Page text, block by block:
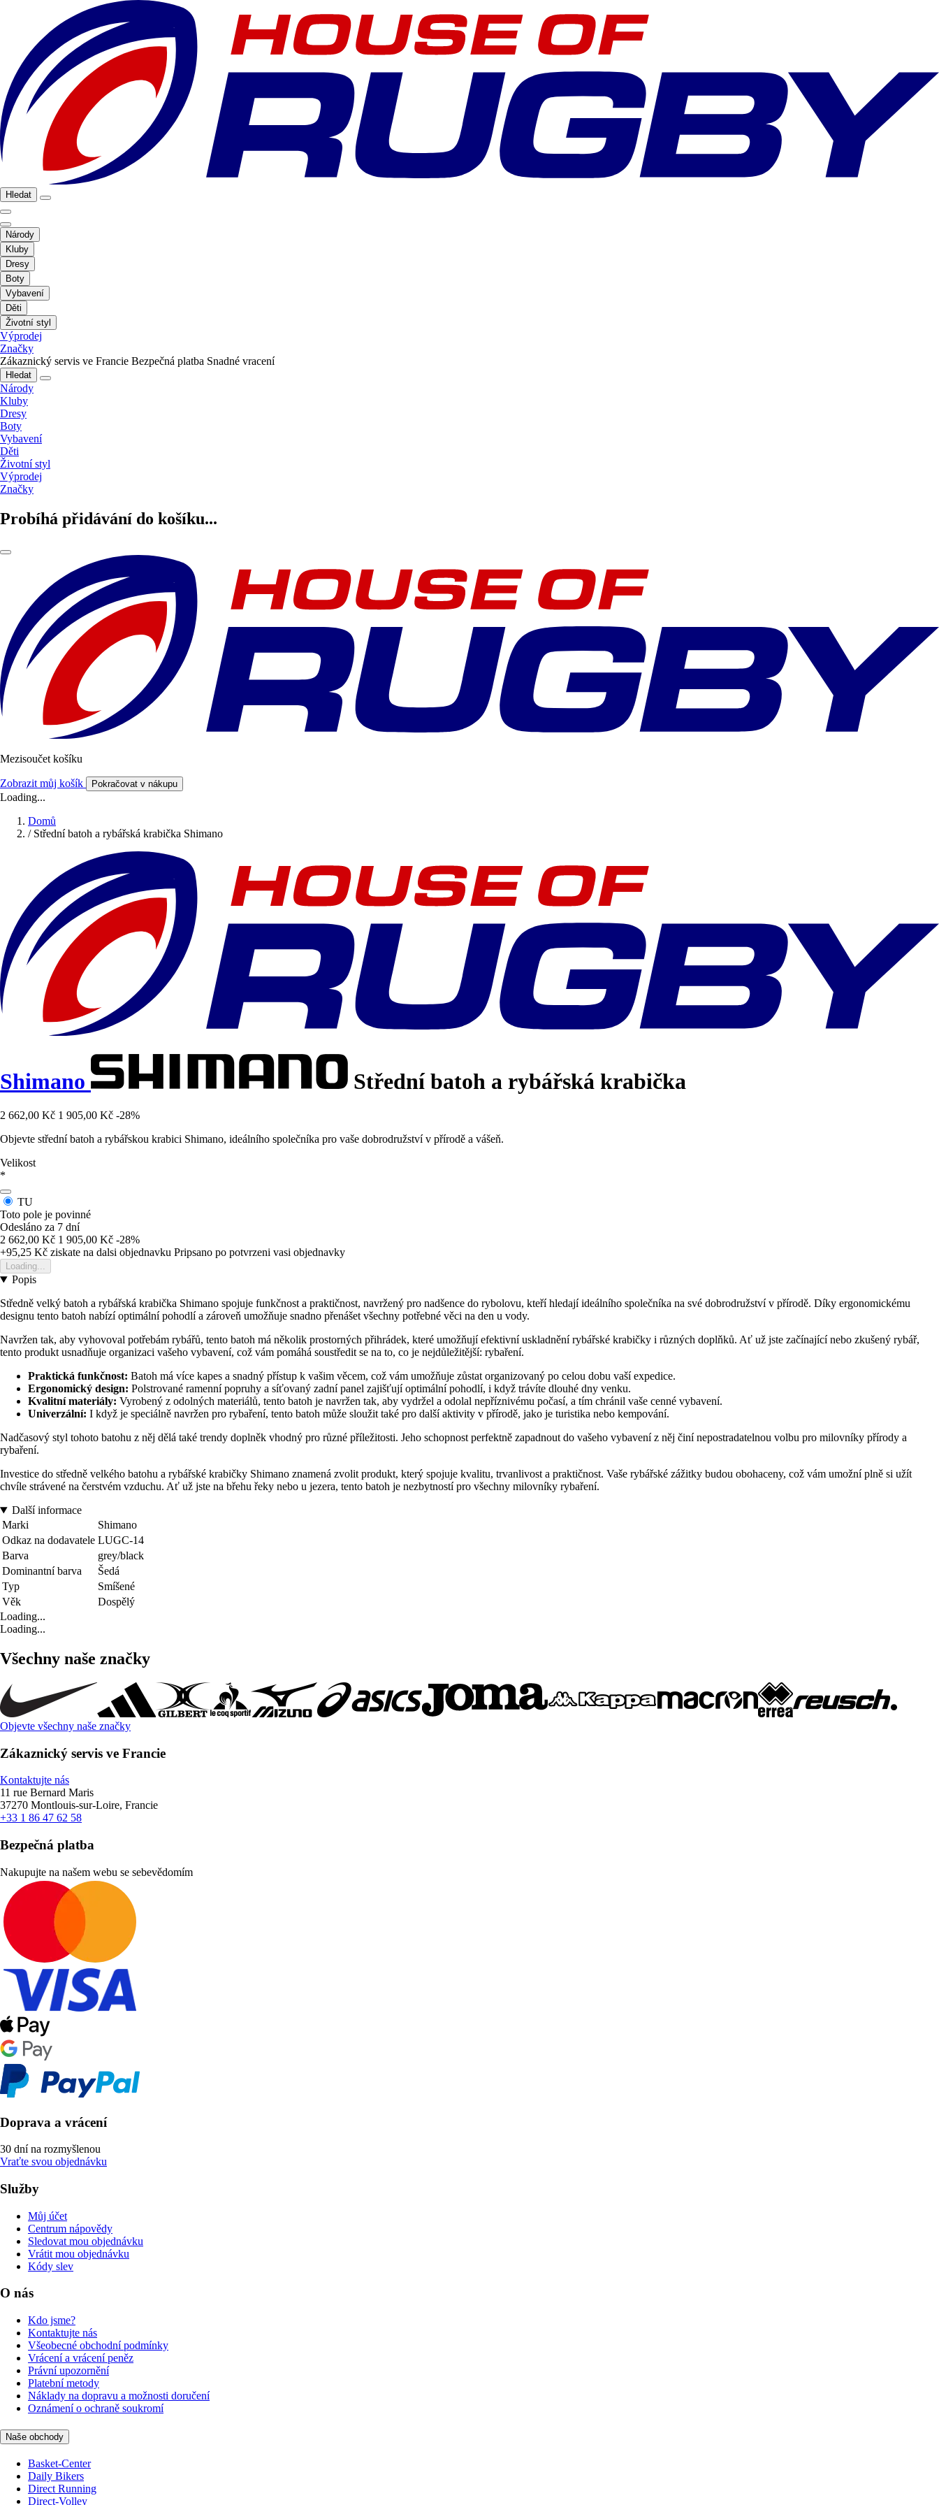
Hledat
Národy
Kluby
Dresy
Boty
Vybavení
Děti
Životní styl
Výprodej
Značky
Zákaznický servis ve Francie Bezpečná platba Snadné vracení
Hledat
Národy
Kluby
Dresy
Boty
Vybavení
Děti
Životní styl
Výprodej
Značky
Probíhá přidávání do košíku...
Mezisoučet košíku
Zobrazit můj košík Pokračovat v nákupu
Loading...
Domů
/ Střední batoh a rybářská krabička Shimano
Shimano Střední batoh a rybářská krabička
2 662,00 Kč 1 905,00 Kč -28%
Objevte střední batoh a rybářskou krabici Shimano, ideálního společníka pro vaše dobrodružství v přírodě a vášeň.
Velikost
*
TU
Toto pole je povinné
Odesláno za 7 dní
2 662,00 Kč 1 905,00 Kč -28%
+95,25 Kč ziskate na dalsi objednavku Pripsano po potvrzeni vasi objednavky
Loading...
Popis
Středně velký batoh a rybářská krabička Shimano spojuje funkčnost a praktičnost, navržený pro nadšence do rybolovu, kteří hledají ideálního společníka na své dobrodružství v přírodě. Díky ergonomickému
designu tento batoh nabízí optimální pohodlí a zároveň umožňuje snadno přenášet všechny potřebné věci na den u vody.
Navržen tak, aby vyhovoval potřebám rybářů, tento batoh má několik prostorných přihrádek, které umožňují efektivní uskladnění rybářské krabičky i různých doplňků. Ať už jste začínající nebo zkušený rybář,
tento produkt usnadňuje organizaci vašeho vybavení, což vám pomáhá soustředit se na to, co je nejdůležitější: rybaření.
Praktická funkčnost: Batoh má více kapes a snadný přístup k vašim věcem, což vám umožňuje zůstat organizovaný po celou dobu vaší expedice.
Ergonomický design: Polstrované ramenní popruhy a síťovaný zadní panel zajišťují optimální pohodlí, i když trávíte dlouhé dny venku.
Kvalitní materiály: Vyrobený z odolných materiálů, tento batoh je navržen tak, aby vydržel a odolal nepříznivému počasí, a tím chránil vaše cenné vybavení.
Univerzální: I když je speciálně navržen pro rybaření, tento batoh může sloužit také pro další aktivity v přírodě, jako je turistika nebo kempování.
Nadčasový styl tohoto batohu z něj dělá také trendy doplněk vhodný pro různé příležitosti. Jeho schopnost perfektně zapadnout do vašeho vybavení z něj činí nepostradatelnou volbu pro milovníky přírody a
rybaření.
Investice do středně velkého batohu a rybářské krabičky Shimano znamená zvolit produkt, který spojuje kvalitu, trvanlivost a praktičnost. Vaše rybářské zážitky budou obohaceny, což vám umožní plně si užít
chvíle strávené na čerstvém vzduchu. Ať už jste na břehu řeky nebo u jezera, tento batoh je nezbytností pro všechny milovníky rybaření.
Další informace
Marki
Shimano
Odkaz na dodavatele LUGC-14
Barva
grey/black
Dominantní barva
Šedá
Typ
Smíšené
Věk
Dospělý
Loading...
Loading...
Všechny naše značky
Objevte všechny naše značky
Zákaznický servis ve Francie
Kontaktujte nás
11 rue Bernard Maris
37270 Montlouis-sur-Loire, Francie
+33 1 86 47 62 58
Bezpečná platba
Nakupujte na našem webu se sebevědomím
Doprava a vrácení
30 dní na rozmyšlenou
Vraťte svou objednávku
Služby
Můj účet
Centrum nápovědy
Sledovat mou objednávku
Vrátit mou objednávku
Kódy slev
O nás
Kdo jsme?
Kontaktujte nás
Všeobecné obchodní podmínky
Vrácení a vrácení peněz
Právní upozornění
Platební metody
Náklady na dopravu a možnosti doručení
Oznámení o ochraně soukromí
Naše obchody
Basket-Center
Daily Bikers
Direct Running
Direct-Volley